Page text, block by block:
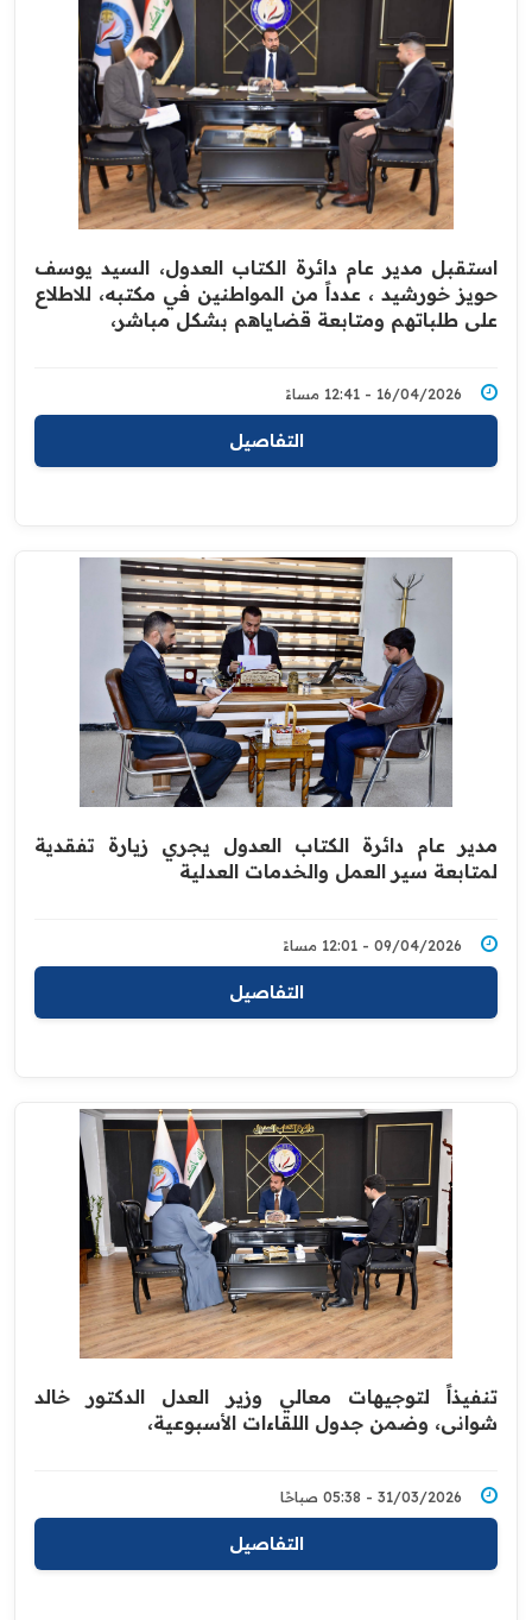
استقبل مدير عام دائرة الكتاب العدول، السيد يوسف
حويز خورشيد ، عدداً من المواطنين في مكتبه، للاطلاع
على طلباتهم ومتابعة قضاياهم بشكل مباشر،
16/04/2026 - 12:41 مساءً
التفاصيل
مدير عام دائرة الكتاب العدول يجري زيارة تفقدية
لمتابعة سير العمل والخدمات العدلية
09/04/2026 - 12:01 مساءً
التفاصيل
تنفيذاً لتوجيهات معالي وزير العدل الدكتور خالد
شواني، وضمن جدول اللقاءات الأسبوعية،
31/03/2026 - 05:38 صباحًا
التفاصيل